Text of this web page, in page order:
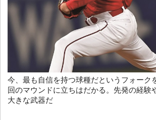
今、最も自信を持つ球種だというフォーク
回のマウンドに立ちはだかる。先発の経験
大きな武器だ